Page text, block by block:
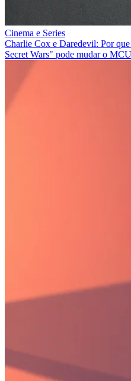
Cinema e Series
Charlie Cox e Daredevil: Por
Secret Wars" pode mudar o MCU